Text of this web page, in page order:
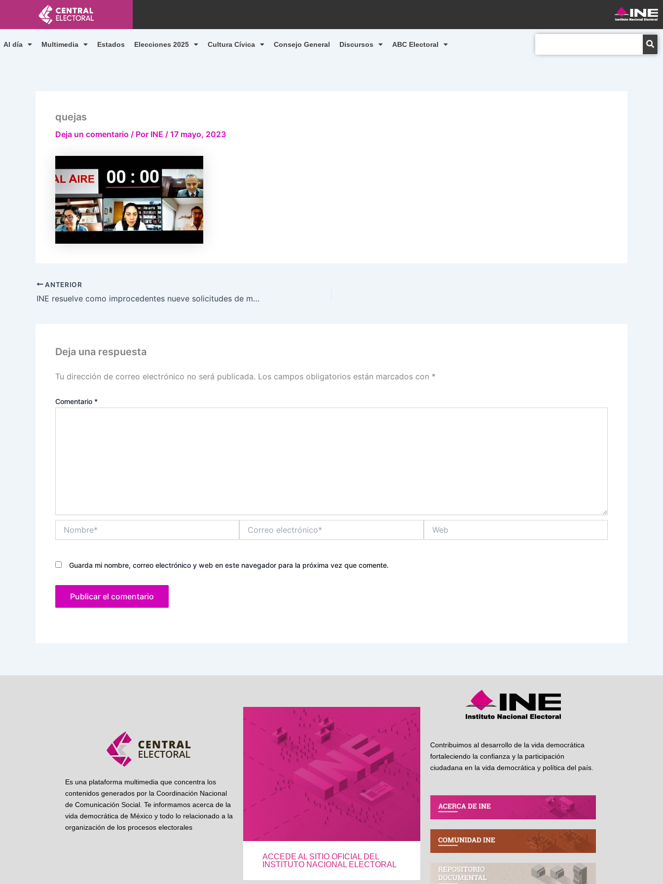
contenido
Al día Multimedia Estados Elecciones 2025 Cultura Cívica Consejo General Discursos ABC Electoral
quejas
Deja un comentario / Por INE / 17 mayo, 2023
ANTERIOR
INE resuelve como improcedentes nueve solicitudes de medidas cautelares
Deja una respuesta
Tu dirección de correo electrónico no será publicada. Los campos obligatorios están marcados con *
Comentario *
electrónico*
Guarda mi nombre, correo electrónico y web en este navegador para la próxima vez que comente.
Es una plataforma multimedia que concentra los
contenidos generados por la Coordinación Nacional
de Comunicación Social. Te informamos acerca de la
vida democrática de México y todo lo relacionado a la
organización de los procesos electorales
ACCEDE AL SITIO OFICIAL DEL
INSTITUTO NACIONAL ELECTORAL
Contribuimos al desarrollo de la vida democrática
fortaleciendo la confianza y la participación
ciudadana en la vida democrática y política del país.